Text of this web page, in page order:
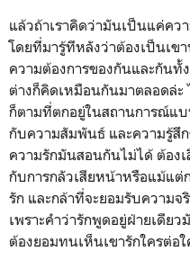
แล้วถ้าเราคิดว่ามันเป็นแค่คว
โดยที่มารู้ทีหลังว่าต้องเป็นเข
ความต้องการของกันและกันทั้
ต่างก็คิดเหมือนกันมาตลอดล่ะ
ก็ตามที่ตกอยู่ในสถานการณ์แบ
กับความสัมพันธ์ และความรู้สึ
ความรักมันสอนกันไม่ได้ ต้องเ
กับการกลัวเสียหน้าหรือแม้แต่
รัก และกล้าที่จะยอมรับความจ
เพราะคำว่ารักพูดอยู่ฝ่ายเดีย
ต้องยอมทนเห็นเขารักใครต่อ